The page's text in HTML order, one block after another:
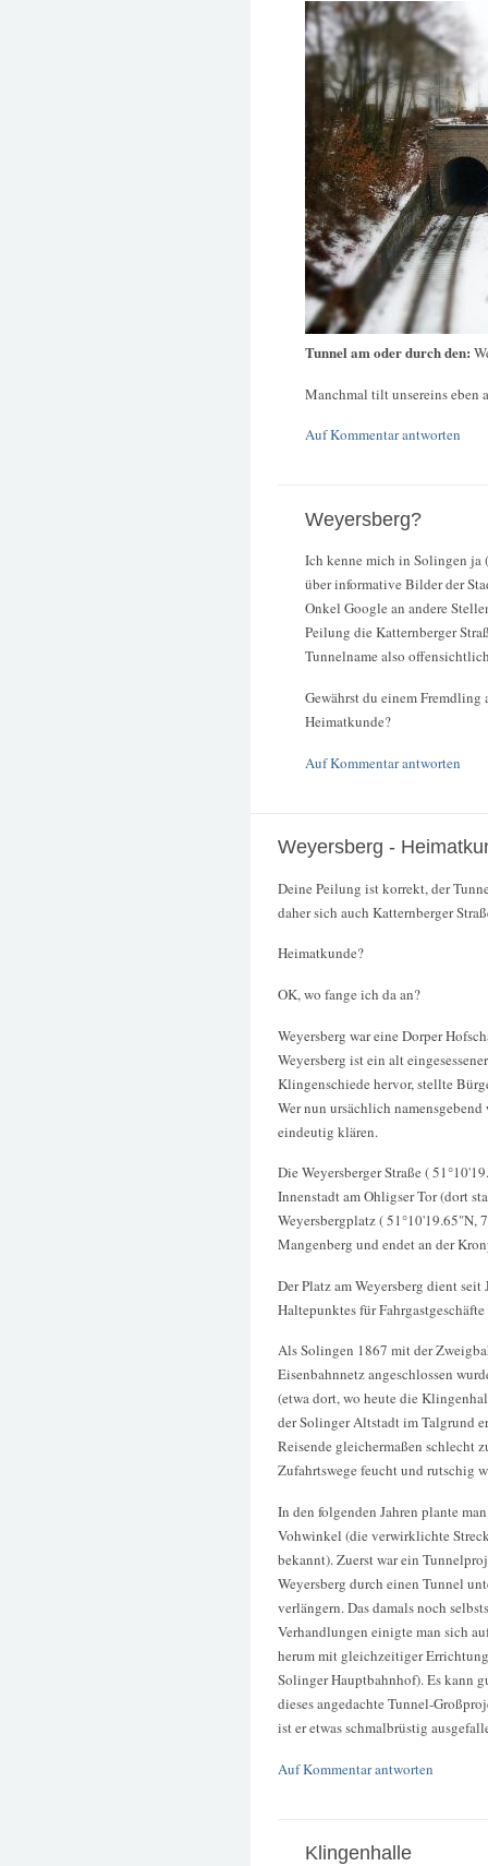
Tunnel am oder durch den:
Manchmal tilt unsereins eben
Auf Kommentar antworten
Weyersberg?
Ich kenne mich in Solingen ja
über informative Bilder der
Onkel Google an andere
Peilung die Katternberger
Tunnelname also
Gewährst du einem
Heimatkunde?
Auf Kommentar antworten
Weyersberg -
Deine Peilung ist korrekt, der
daher sich auch Katternberger
Heimatkunde?
OK, wo fange ich da an?
Weyersberg war eine Dorper
Weyersberg ist ein alt
Klingenschiede hervor, stellte
Wer nun ursächlich
eindeutig klären.
Die Weyersberger Straße (
Innenstadt am Ohligser Tor (dort
Weyersbergplatz ( 51°10'19.65"N,
Mangenberg und endet an der
Der Platz am Weyersberg dient
Haltepunktes für
Als Solingen 1867 mit der
Eisenbahnnetz angeschlossen
(etwa dort, wo heute die
der Solinger Altstadt im Talgrund
Reisende gleichermaßen schlecht
Zufahrtswege feucht und rutschig
In den folgenden Jahren plante
Vohwinkel (die verwirklichte
bekannt). Zuerst war ein
Weyersberg durch einen Tunnel
verlängern. Das damals noch
Verhandlungen einigte man sich
herum mit gleichzeitiger
Solinger Hauptbahnhof). Es kann
dieses angedachte Tunnel-
ist er etwas schmalbrüstig
Auf Kommentar antworten
Klingenhalle